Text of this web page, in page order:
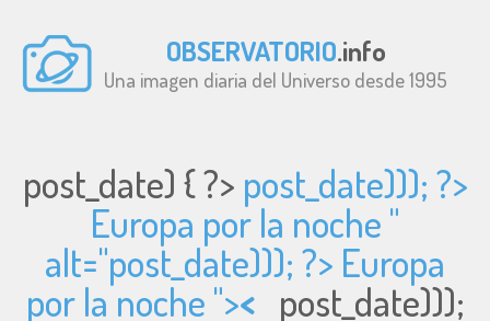
OBSERVATORIO.info
Una imagen diaria del Universo desde 1995
post_date) { ?> post_date))); ?>
Europa por la noche "
alt="post_date))); ?> Europa
por la noche ">< post_date)));